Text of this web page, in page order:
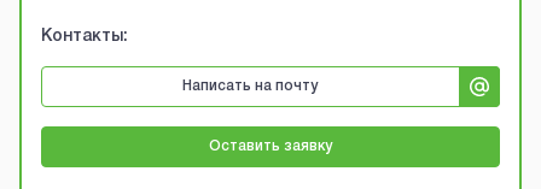
Контакты:
Написать на почту
Оставить заявку